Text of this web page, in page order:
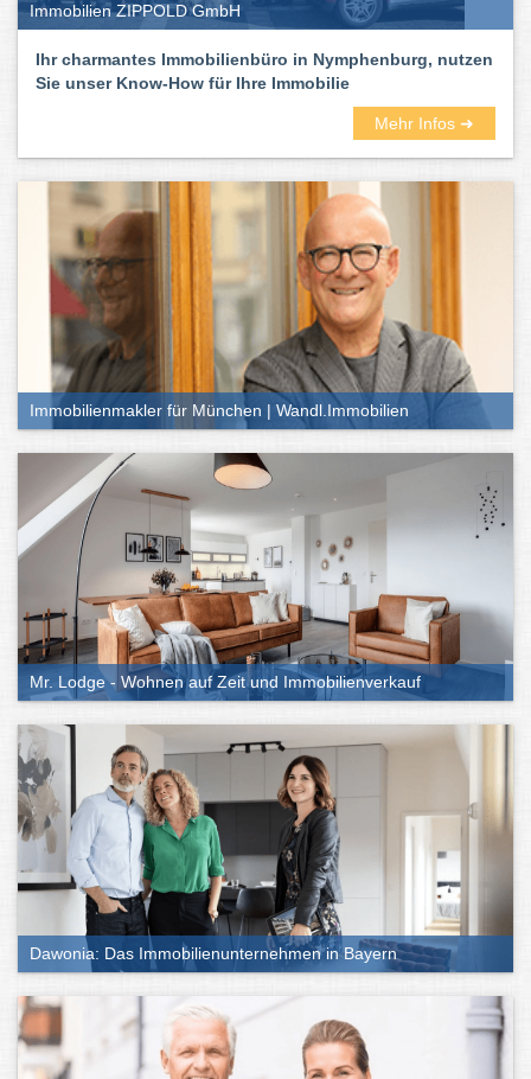
Immobilien ZIPPOLD GmbH
Ihr charmantes Immobilienbüro in Nymphenburg, nutzen
Sie unser Know-How für Ihre Immobilie
Mehr Infos ➜
Immobilienmakler für München | Wandl.Immobilien
Mr. Lodge - Wohnen auf Zeit und Immobilienverkauf
Dawonia: Das Immobilienunternehmen in Bayern